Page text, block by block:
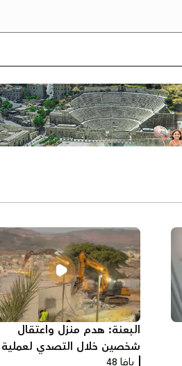
البعنة: هدم منزل واعتقال
شخصين خلال التصدي لعملية
يافا 48